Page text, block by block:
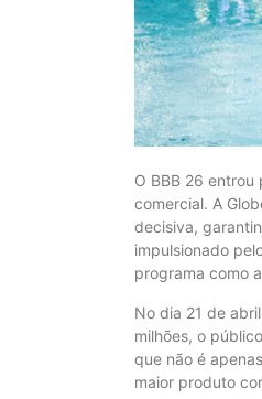
O BBB 26
comercial. A
decisiva,
impulsionado
programa como
No dia 21 de
milhões, o
que não é
maior produto